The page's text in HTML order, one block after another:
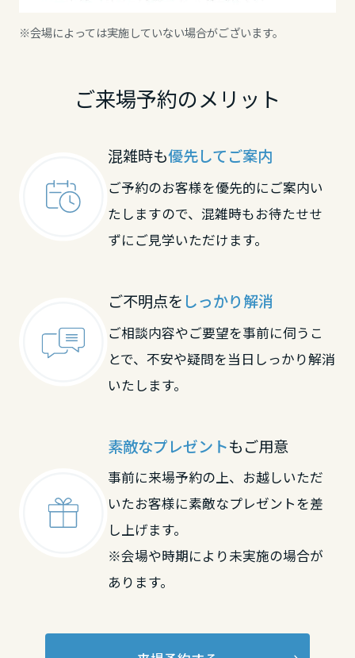
※会場によっては実施していない場合がございます。
ご来場予約のメリット
混雑時も優先してご案内
ご予約のお客様を優先的にご案内い
たしますので、混雑時もお待たせせ
ずにご見学いただけます。
ご不明点を しっかり解消
ご相談内容やご要望を事前に伺うこ
とで、不安や疑問を当日しっかり解消
いたします。
素敵なプレゼントもご用意
事前に来場予約の上、お越しいただ
いたお客様に素敵なプレゼントを差
し上げます。
※会場や時期により未実施の場合が
あります。